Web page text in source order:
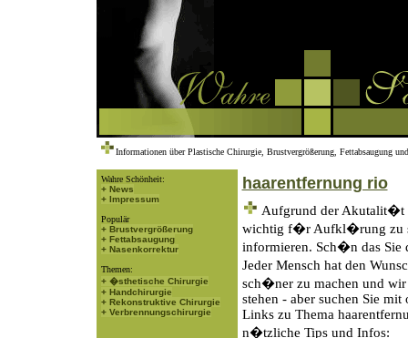
Informationen über Plastische Chirurgie, Brustvergrößerung, Fettabsaugung
Wahre Schönheit:
+ News
+ Impressum
Populär
+ Brustvergrößerung
+ Fettabsaugung
+ Nasenkorrektur
Themen:
+ �sthetische Chirurgie
+ Handchirurgie
+ Rekonstruktive Chirurgie
+ Verbrennungschirurgie
haarentfernung rio
Aufgrund der Akutalit�t
wichtig f�r Aufkl�rung zu
informieren. Sch�n das Sie
Jeder Mensch hat den
sch�ner zu machen und
stehen - aber suchen Sie
Links zu Thema
n�tzliche Tips und Infos: